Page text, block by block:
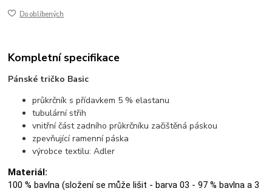
Do oblíbených
Kompletní specifikace
Pánské tričko Basic
průkrčník s přídavkem 5 % elastanu
tubulární střih
vnitřní část zadního průkrčníku začištěná páskou
zpevňující ramenní páska
výrobce textilu: Adler
Materiál:
100 % bavlna (složení se může lišit - barva 03 - 97 % bavlna a 3